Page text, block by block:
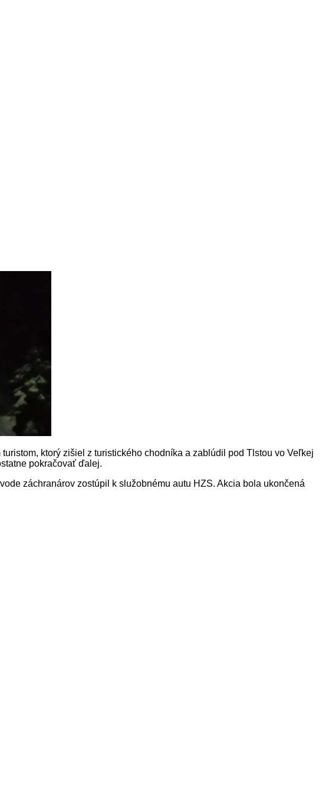
ktorý zišiel z turistického chodníka a zablúdil pod Tlstou vo Veľkej
pokračovať ďalej.
záchranárov zostúpil k služobnému autu HZS. Akcia bola ukončená